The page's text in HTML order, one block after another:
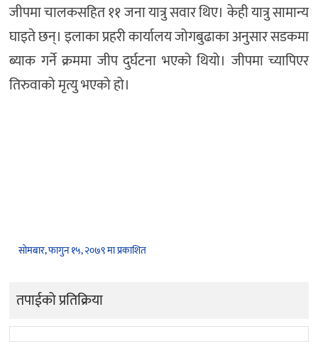
जीपमा चालकसहित ११ जना यात्रु सवार थिए। केही यात्रु सामान्य
घाइते छन्। इलाका प्रहरी कार्यालय जोगबुढाका अनुसार सडकमा
ब्याक गर्ने क्रममा जीप दुर्घटना भएको थियो। जीपमा च्यापिएर
तिरुवाको मृत्यु भएको हो।
सोमबार, फागुन १५, २०७९ मा प्रकाशित
तपाईको प्रतिक्रिया